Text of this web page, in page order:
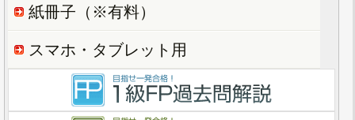
紙冊子（※有料）
スマホ・タブレット用